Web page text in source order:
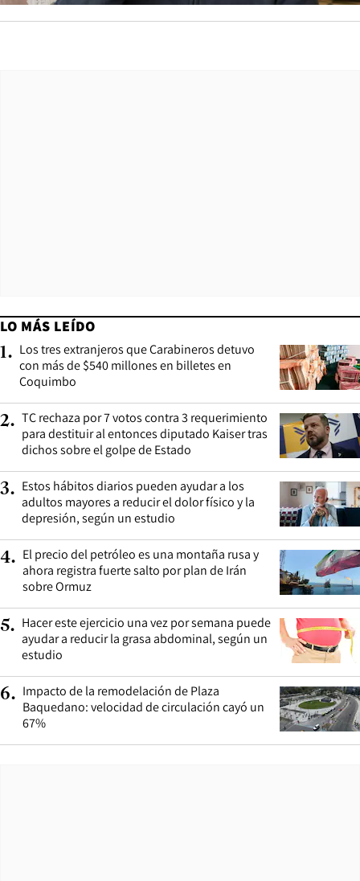
LO MÁS LEÍDO
1. Los tres extranjeros que Carabineros detuvo
con más de $540 millones en billetes en
Coquimbo
2. TC rechaza por 7 votos contra 3 requerimiento
para destituir al entonces diputado Kaiser tras
dichos sobre el golpe de Estado
3. Estos hábitos diarios pueden ayudar a los
adultos mayores a reducir el dolor físico y la
depresión, según un estudio
4. El precio del petróleo es una montaña rusa y
ahora registra fuerte salto por plan de Irán
sobre Ormuz
5. Hacer este ejercicio una vez por semana puede
ayudar a reducir la grasa abdominal, según un
estudio
6. Impacto de la remodelación de Plaza
Baquedano: velocidad de circulación cayó un
67%